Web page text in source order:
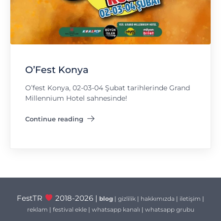
O’Fest Konya
O’fest Konya, 02-03-04 Şubat tarihlerinde Grand
Millennium Hotel sahnesinde!
Continue reading
"O’Fest Konya"
FestTR 2018-2026 | blog| gizlilik| hakkımızda | iletişim |
reklam | festival ekle| whatsapp kanalı | whatsapp grubu